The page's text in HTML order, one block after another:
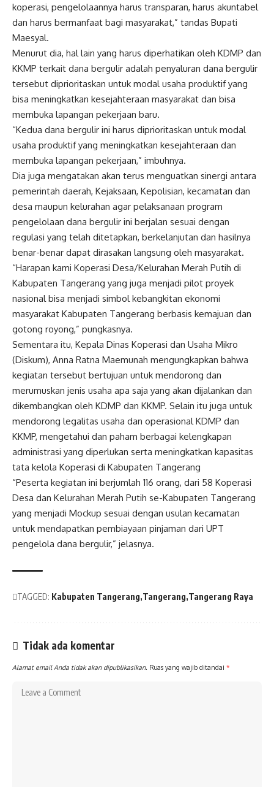
koperasi, pengelolaannya harus transparan, harus akuntabel
dan harus bermanfaat bagi masyarakat,” tandas Bupati
Maesyal.
Menurut dia, hal lain yang harus diperhatikan oleh KDMP dan
KKMP terkait dana bergulir adalah penyaluran dana bergulir
tersebut diprioritaskan untuk modal usaha produktif yang
bisa meningkatkan kesejahteraan masyarakat dan bisa
membuka lapangan pekerjaan baru.
“Kedua dana bergulir ini harus diprioritaskan untuk modal
usaha produktif yang meningkatkan kesejahteraan dan
membuka lapangan pekerjaan,” imbuhnya.
Dia juga mengatakan akan terus menguatkan sinergi antara
pemerintah daerah, Kejaksaan, Kepolisian, kecamatan dan
desa maupun kelurahan agar pelaksanaan program
pengelolaan dana bergulir ini berjalan sesuai dengan
regulasi yang telah ditetapkan, berkelanjutan dan hasilnya
benar-benar dapat dirasakan langsung oleh masyarakat.
“Harapan kami Koperasi Desa/Kelurahan Merah Putih di
Kabupaten Tangerang yang juga menjadi pilot proyek
nasional bisa menjadi simbol kebangkitan ekonomi
masyarakat Kabupaten Tangerang berbasis kemajuan dan
gotong royong,” pungkasnya.
Sementara itu, Kepala Dinas Koperasi dan Usaha Mikro
(Diskum), Anna Ratna Maemunah mengungkapkan bahwa
kegiatan tersebut bertujuan untuk mendorong dan
merumuskan jenis usaha apa saja yang akan dijalankan dan
dikembangkan oleh KDMP dan KKMP. Selain itu juga untuk
mendorong legalitas usaha dan operasional KDMP dan
KKMP, mengetahui dan paham berbagai kelengkapan
administrasi yang diperlukan serta meningkatkan kapasitas
tata kelola Koperasi di Kabupaten Tangerang
“Peserta kegiatan ini berjumlah 116 orang, dari 58 Koperasi
Desa dan Kelurahan Merah Putih se-Kabupaten Tangerang
yang menjadi Mockup sesuai dengan usulan kecamatan
untuk mendapatkan pembiayaan pinjaman dari UPT
pengelola dana bergulir,” jelasnya.
TAGGED: Kabupaten Tangerang Tangerang Tangerang Raya
Tidak ada komentar
Alamat email Anda tidak akan dipublikasikan. Ruas yang wajib ditandai *